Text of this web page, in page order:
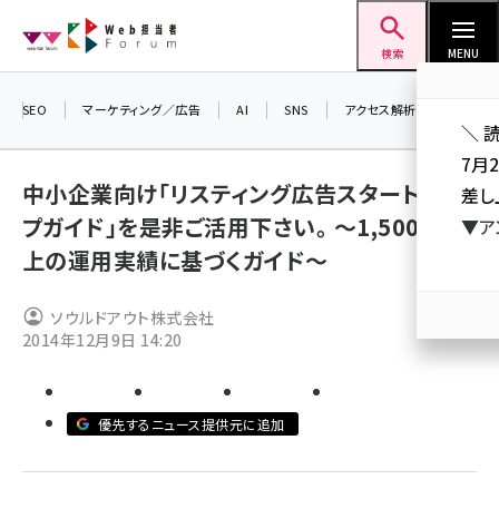
ン
検索 MENU
seo (3523)
youtube (2429)
セミナー (2303)
SEO マーケティング／広告 AI SNS アクセス解析／データ分析
中小企業向け「リスティング広告スタートアッ
プガイド」を是非ご活用下さい。 ～1,500社以
上の運用実績に基づくガイド～
ソウルドアウト株式会社
2014年12月9日 14:20
優先するニュース提供元に追加
＼
7月
差し
▼ア